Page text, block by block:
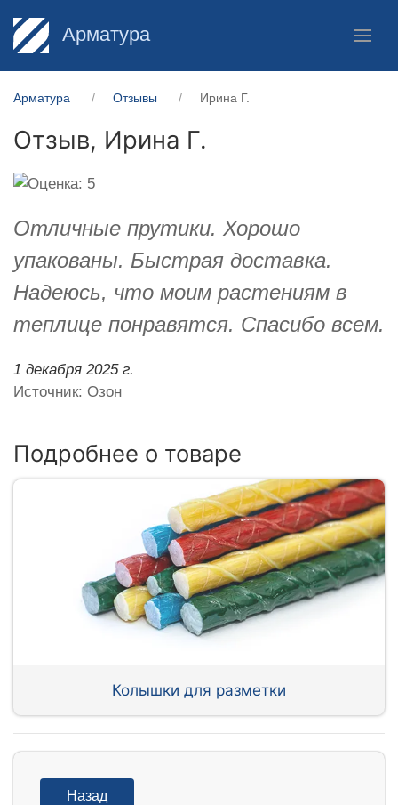
Арматура
Арматура Отзывы Ирина Г.
Отзыв, Ирина Г.
Отличные прутики. Хорошо
упакованы. Быстрая доставка.
Надеюсь, что моим растениям в
теплице понравятся. Спасибо всем.
1 декабря 2025 г.
Источник: Озон
Подробнее о товаре
Колышки для разметки
Назад